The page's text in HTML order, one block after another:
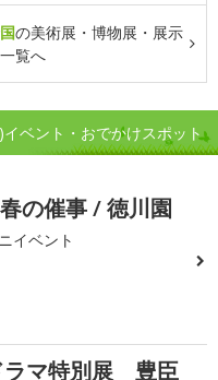
の美術展・博物展・展示
覧へ
ベント・おでかけスポット
の催事 / 徳川園
イベント
ラマ特別展 豊臣